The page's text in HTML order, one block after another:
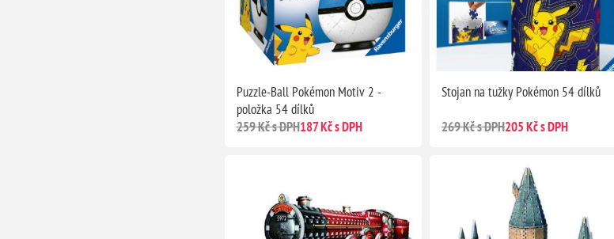
Puzzle-Ball Pokémon Motiv 2 -
položka 54 dílků
259 Kč s DPH187 Kč s DPH
Stojan na tužky Pokémon 54 dílků
269 Kč s DPH205 Kč s DPH